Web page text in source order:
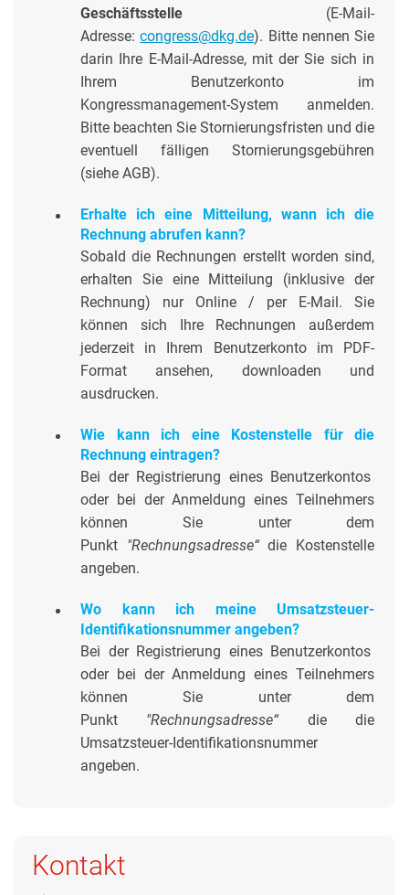
Geschäftsstelle (E-Mail-
Adresse:congress@dkg.de). Bitte nennen Sie
darin Ihre E-Mail-Adresse, mit der Sie sich in
Ihrem Benutzerkonto im
Kongressmanagement-System anmelden.
Bitte beachten Sie Stornierungsfristen und die
eventuell fälligen Stornierungsgebühren
(siehe AGB).
Erhalte ich eine Mitteilung, wann ich die
Rechnung abrufen kann?
Sobald die Rechnungen erstellt worden sind,
erhalten Sie eine Mitteilung (inklusive der
Rechnung) nur Online / per E-Mail. Sie
können sich Ihre Rechnungen außerdem
jederzeit in Ihrem Benutzerkonto im PDF-
Format ansehen, downloaden und
ausdrucken.
Wie kann ich eine Kostenstelle für die
Rechnung eintragen?
Bei der Registrierung eines Benutzerkontos
oder bei der Anmeldung eines Teilnehmers
können Sie unter dem
Punkt "Rechnungsadresse“die Kostenstelle
angeben.
Wo kann ich meine Umsatzsteuer-
Identifikationsnummer angeben?
Bei der Registrierung eines Benutzerkontos
oder bei der Anmeldung eines Teilnehmers
können Sie unter dem
Punkt "Rechnungsadresse“die die
Umsatzsteuer-Identifikationsnummer
angeben.
Kontakt